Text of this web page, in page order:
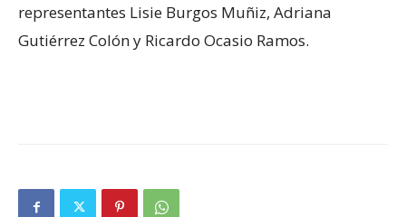
representantes Lisie Burgos Muñiz, Adriana
Gutiérrez Colón y Ricardo Ocasio Ramos.